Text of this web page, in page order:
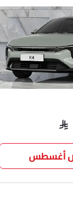
أغسطس